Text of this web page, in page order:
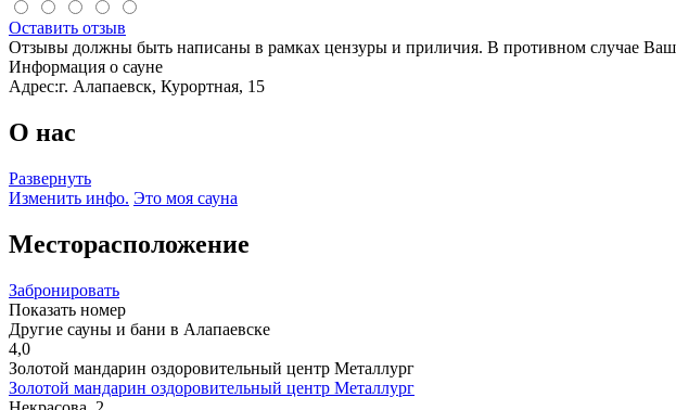
Оставить отзыв
Отзывы должны быть написаны в рамках цензуры и приличия. В противном случае Ваш
Информация о сауне
Адрес:г. Алапаевск, Курортная, 15
О нас
Развернуть
Изменить инфо. Это моя сауна
Месторасположение
Забронировать
Показать номер
Другие сауны и бани в Алапаевске
4,0
Золотой мандарин оздоровительный центр Металлург
Золотой мандарин оздоровительный центр Металлург